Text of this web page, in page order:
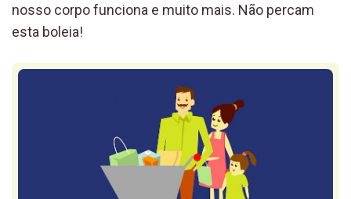
nosso corpo funciona e muito mais. Não percam
esta boleia!